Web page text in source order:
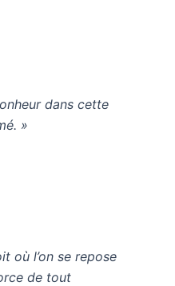
dans cette
»
où l’on se repose
de tout